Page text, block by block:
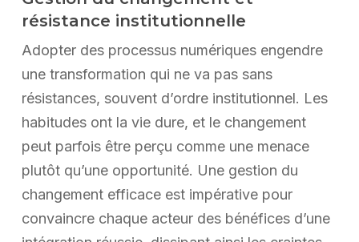
résistance institutionnelle
Adopter des processus numériques engendre
une transformation qui ne va pas sans
résistances, souvent d’ordre institutionnel. Les
habitudes ont la vie dure, et le changement
peut parfois être perçu comme une menace
plutôt qu’une opportunité. Une gestion du
changement efficace est impérative pour
convaincre chaque acteur des bénéfices d’une